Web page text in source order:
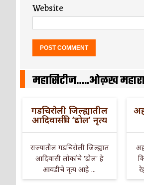
Website
महासिटीज…..ओळख
गडचिरोली जिल्ह्यातील
आदिवासींचे ‘ढोल’ नृत्य
राज्यातील गडचिरोली जिल्ह्यात
आदिवासी लोकांचे 'ढोल' हे
आवडीचे नृत्य आहे ...